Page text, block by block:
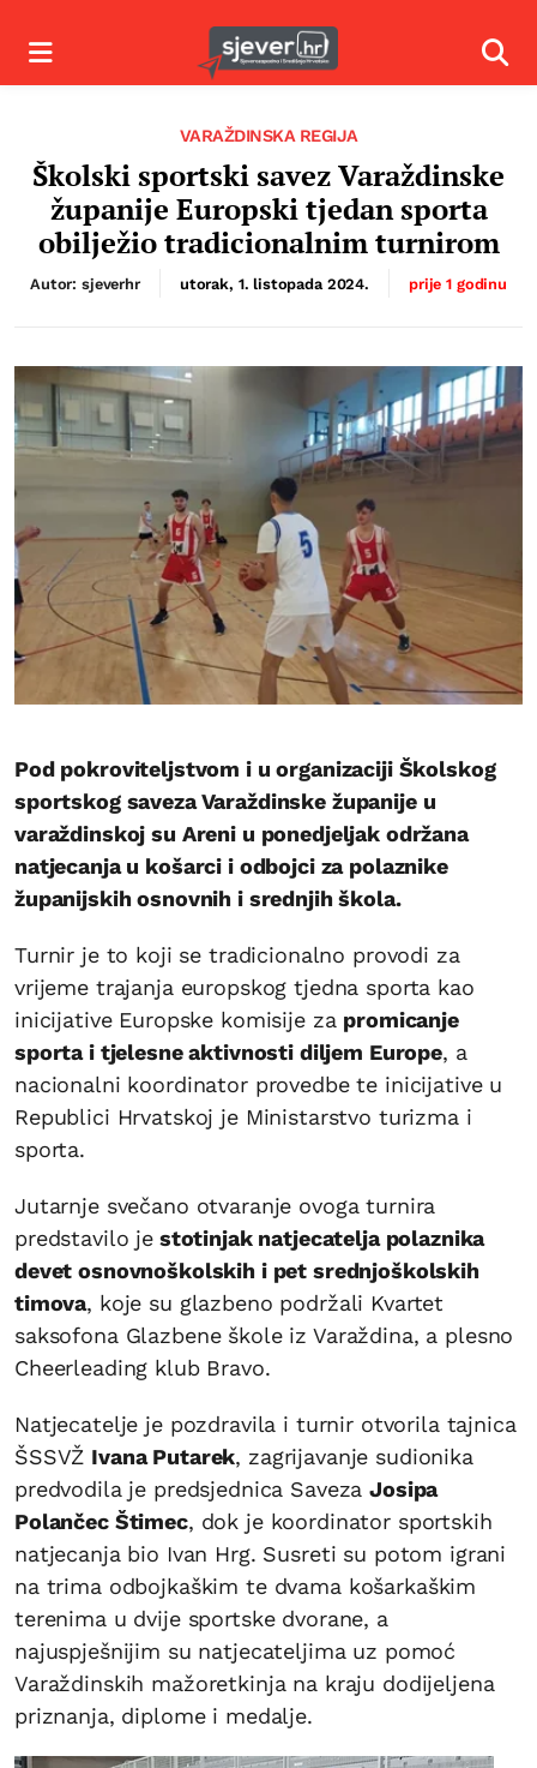
Izbornik
VARAŽDINSKA REGIJA
Školski sportski savez Varaždinske
županije Europski tjedan sporta
obilježio tradicionalnim turnirom
Autor: sjeverhr utorak, 1. listopada 2024. prije 1 godinu
Pod pokroviteljstvom i u organizaciji Školskog
sportskog saveza Varaždinske županije u
varaždinskoj su Areni u ponedjeljak održana
natjecanja u košarci i odbojci za polaznike
županijskih osnovnih i srednjih škola.
Turnir je to koji se tradicionalno provodi za
vrijeme trajanja europskog tjedna sporta kao
inicijative Europske komisije za promicanje
sporta i tjelesne aktivnosti diljem Europe, a
nacionalni koordinator provedbe te inicijative u
Republici Hrvatskoj je Ministarstvo turizma i
sporta.
Jutarnje svečano otvaranje ovoga turnira
predstavilo jestotinjak natjecatelja polaznika
devet osnovnoškolskih i pet srednjoškolskih
timova, koje su glazbeno podržali Kvartet
saksofona Glazbene škole iz Varaždina, a plesno
Cheerleading klub Bravo.
Natjecatelje je pozdravila i turnir otvorila tajnica
ŠSSVŽ Ivana Putarek, zagrijavanje sudionika
predvodila je predsjednica SavezaJosipa
Polančec Štimec, dok je koordinator sportskih
natjecanja bio Ivan Hrg. Susreti su potom igrani
na trima odbojkaškim te dvama košarkaškim
terenima u dvije sportske dvorane, a
najuspješnijim su natjecateljima uz pomoć
Varaždinskih mažoretkinja na kraju dodijeljena
priznanja, diplome i medalje.